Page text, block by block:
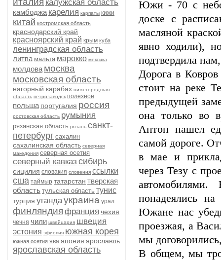
калужская область
камбоджа карелия карпаты кижи
китай костромская область
краснодарский край
красноярский край крым куба
ленинградская область
литва мальта марокко мексика
молдова москва
московская область
нагорный карабах нижегородская
область петрозаводск полезное
польша португалия россия
ростовская область румыния
рязанская область рязань санкт-
петербург сахалин
сахалинская область северная
македония северная осетия
северный кавказ сибирь
сицилия словакия словения ссылки
сша таймыр татарстан тверская
область тульская область тунис
турция угандаукраина урал
финляндия франция чехия
чечня чили швейцария швеция
эстония эфиопия южная корея
южная осетия ява япония ярославль
ярославская область
Южи - 70 с
доске с
масляной
явно ходили),
подтвердила
Дорога в
стоит на реке
предыдущей
она только во
Антон нашел
самой дороге.
в мае и
через Тезу с
понадеялись
Южане нас
проезжая, а
мы
В общем, мы